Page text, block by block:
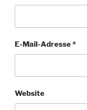
E-Mail-Adresse*
Website